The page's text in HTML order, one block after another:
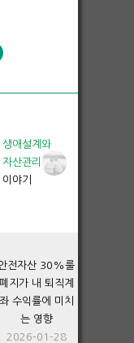
생애설계와
자산관리
이야기
전자산 30%룰
지가 내 퇴직계
좌 수익률에 미치
는 영향
2026-01-28